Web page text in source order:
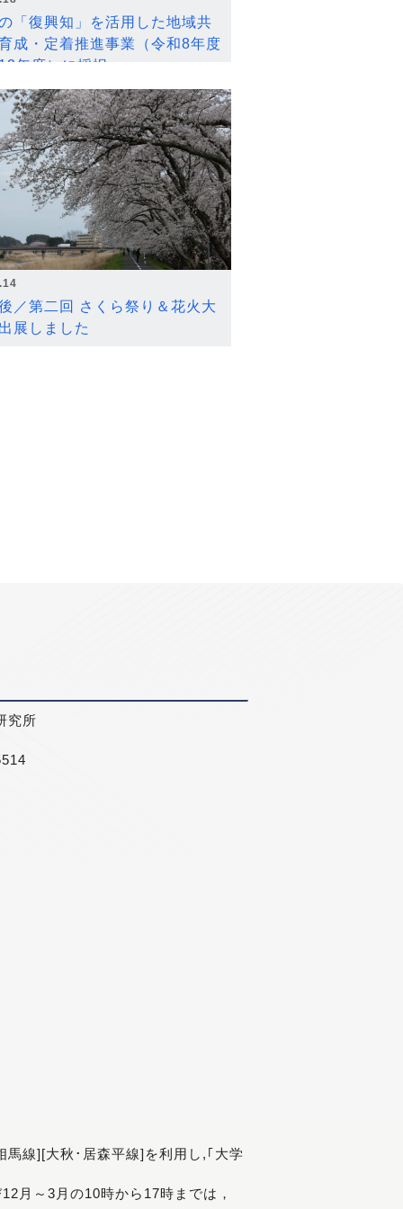
「復興知」を活用した地域共
成・定着推進事業（令和8年度
年度）に採択
／第二回 さくら祭り＆花火大
展しました
究所
線][大秋･居森平線]を利用し,｢大学
月～3月の10時から17時までは，